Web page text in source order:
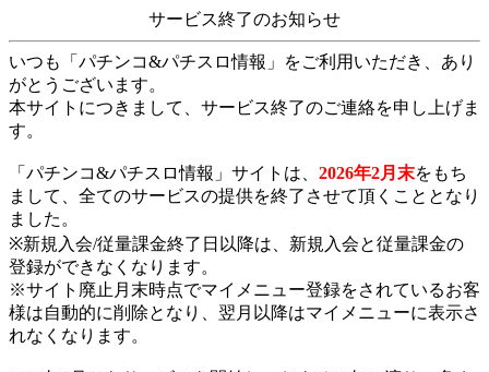
サービス終了のお知らせ
いつも「パチンコ&パチスロ情報」をご利用いただき、あり
がとうございます。
本サイトにつきまして、サービス終了のご連絡を申し上げま
す。
「パチンコ&パチスロ情報」サイトは、 2026年2月末をもち
まして、全てのサービスの提供を終了させて頂くこととなり
ました。
※新規入会/従量課金終了日以降は、新規入会と従量課金の
登録ができなくなります。
※サイト廃止月末時点でマイメニュー登録をされているお客
様は自動的に削除となり、翌月以降はマイメニューに表示さ
れなくなります。